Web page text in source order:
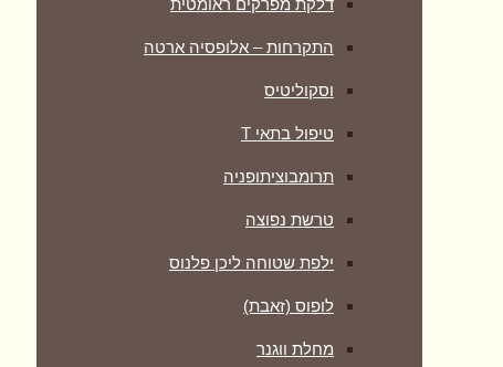
דלקת מפרקים ראומטית
התקרחות – אלופסיה ארטה
וסקוליטיס
טיפול בתאי T
תרומבוציתופניה
טרשת נפוצה
ילפת שטוחה ליכן פלנוס
לופוס (זאבת)
מחלת ווגנר